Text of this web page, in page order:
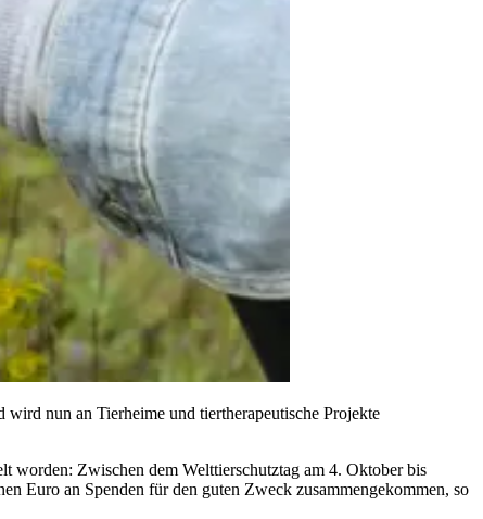
nun an Tierheime und tiertherapeutische Projekte
worden: Zwischen dem Welttierschutztag am 4. Oktober bis
Euro an Spenden für den guten Zweck zusammengekommen, so